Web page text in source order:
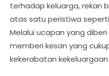
terhadap keluarga, rekan
atas satu peristiwa
Melalui ucapan yang
memberi kesan yang
kekerabatan